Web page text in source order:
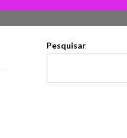
Pesquisar